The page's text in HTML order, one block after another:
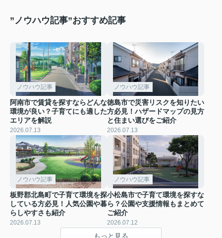
”ノウハウ記事”おすすめ記事
ノウハウ記事
阿南市で賃貸を探すならどんな
環境が良い？子育てにも適した
エリアを解説
2026.07.13
ノウハウ記事
徳島市で災害リスクを知りたい
方必見！ハザードマップの見方
と住まい選びをご紹介
2026.07.13
ノウハウ記事
板野郡北島町で子育て環境を探
している方必見！人気公園や暮
らしやすさも紹介
2026.07.13
ノウハウ記事
小松島市で子育て環境を探すな
ら？公園や支援情報もまとめて
ご紹介
2026.07.12
もっと見る